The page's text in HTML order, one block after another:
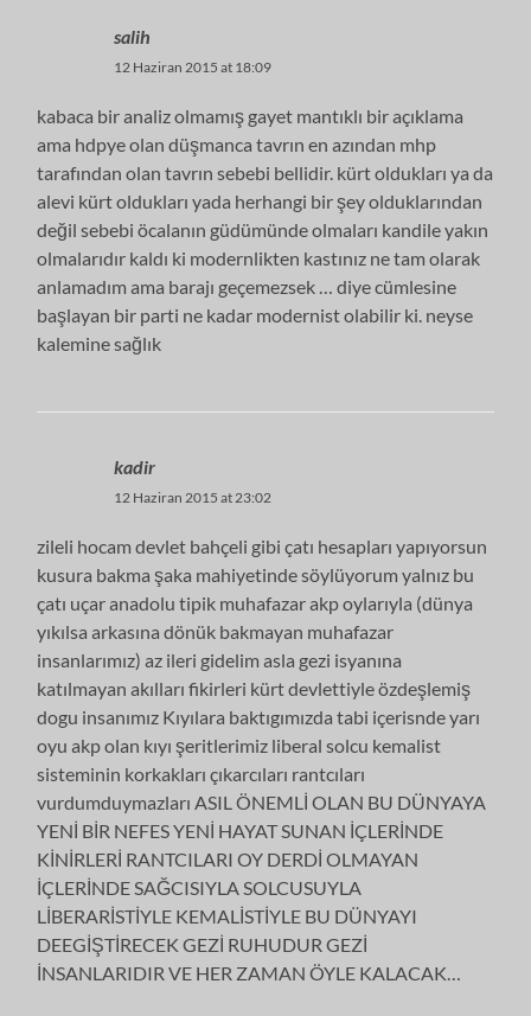
salih
12 Haziran 2015 at 18:09
kabaca bir analiz olmamış gayet mantıklı bir açıklama
ama hdpye olan düşmanca tavrın en azından mhp
tarafından olan tavrın sebebi bellidir. kürt oldukları ya da
alevi kürt oldukları yada herhangi bir şey olduklarından
değil sebebi öcalanın güdümünde olmaları kandile yakın
olmalarıdır kaldı ki modernlikten kastınız ne tam olarak
anlamadım ama barajı geçemezsek … diye cümlesine
başlayan bir parti ne kadar modernist olabilir ki. neyse
kalemine sağlık
kadir
12 Haziran 2015 at 23:02
zileli hocam devlet bahçeli gibi çatı hesapları yapıyorsun
kusura bakma şaka mahiyetinde söylüyorum yalnız bu
çatı uçar anadolu tipik muhafazar akp oylarıyla (dünya
yıkılsa arkasına dönük bakmayan muhafazar
insanlarımız) az ileri gidelim asla gezi isyanına
katılmayan akılları fikirleri kürt devlettiyle özdeşlemiş
dogu insanımız Kıyılara baktıgımızda tabi içerisnde yarı
oyu akp olan kıyı şeritlerimiz liberal solcu kemalist
sisteminin korkakları çıkarcıları rantcıları
vurdumduymazları ASIL ÖNEMLİ OLAN BU DÜNYAYA
YENİ BİR NEFES YENİ HAYAT SUNAN İÇLERİNDE
KİNİRLERİ RANTCILARI OY DERDİ OLMAYAN
İÇLERİNDE SAĞCISIYLA SOLCUSUYLA
LİBERARİSTİYLE KEMALİSTİYLE BU DÜNYAYI
DEEGİŞTİRECEK GEZİ RUHUDUR GEZİ
İNSANLARIDIR VE HER ZAMAN ÖYLE KALACAK…